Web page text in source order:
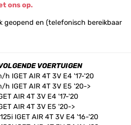
ons op.
geopend en (telefonisch bereikbaar
VOERTUIGEN
h IGET AIR 4T 3V E4 '17-'20
h IGET AIR 4T 3V E5 '20->
AIR 4T 3V E4 '17-'20
AIR 4T 3V E5 '20->
IGET AIR 4T 3V E4 '16-'20